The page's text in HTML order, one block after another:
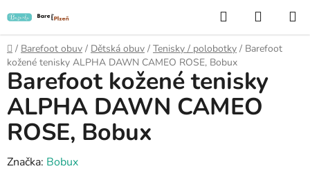
na
obsah
Hledat
KOŠÍK
Domů
/ Barefoot obuv / Dětská obuv / Tenisky / polobotky / Barefoot
kožené tenisky ALPHA DAWN CAMEO ROSE, Bobux
Barefoot kožené tenisky
ALPHA DAWN CAMEO
ROSE, Bobux
Značka: Bobux